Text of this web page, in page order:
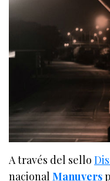
A través del sello
nacionalManuvers